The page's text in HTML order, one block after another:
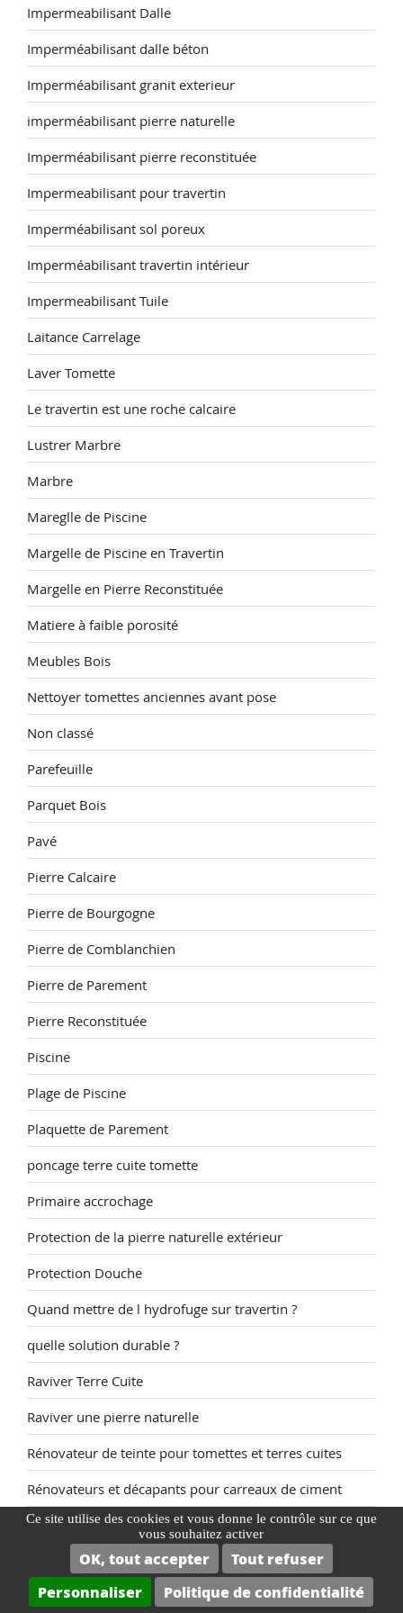
Ce site utilise des cookies et vous donne le contrôle sur ce que
vous souhaitez activer
OK, tout accepter
Tout refuser
Personnaliser
Politique de confidentialité
Impermeabilisant Dalle
Imperméabilisant dalle béton
Imperméabilisant granit exterieur
imperméabilisant pierre naturelle
Imperméabilisant pierre reconstituée
Impermeabilisant pour travertin
Imperméabilisant sol poreux
Imperméabilisant travertin intérieur
Impermeabilisant Tuile
Laitance Carrelage
Laver Tomette
Le travertin est une roche calcaire
Lustrer Marbre
Marbre
Mareglle de Piscine
Margelle de Piscine en Travertin
Margelle en Pierre Reconstituée
Matiere à faible porosité
Meubles Bois
Nettoyer tomettes anciennes avant pose
Non classé
Parefeuille
Parquet Bois
Pavé
Pierre Calcaire
Pierre de Bourgogne
Pierre de Comblanchien
Pierre de Parement
Pierre Reconstituée
Piscine
Plage de Piscine
Plaquette de Parement
poncage terre cuite tomette
Primaire accrochage
Protection de la pierre naturelle extérieur
Protection Douche
Quand mettre de l hydrofuge sur travertin ?
quelle solution durable ?
Raviver Terre Cuite
Raviver une pierre naturelle
Rénovateur de teinte pour tomettes et terres cuites
Rénovateurs et décapants pour carreaux de ciment
Rénovation dalle pierre reconstituée
Resine Tomette
Salle de Bain